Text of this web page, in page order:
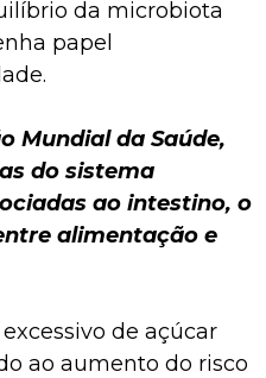
da microbiota
papel
Mundial da Saúde,
do sistema
ao intestino, o
alimentação e
de açúcar
ao aumento do risco